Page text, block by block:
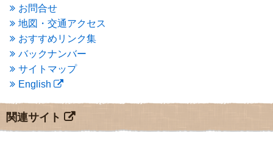
2014年9月
2014年5月(1)
2014年4月 (4)
2014年1月 (1)
2013年11月(4)
2013年10月 (2)
2013年9月(4)
2013年7月
(7)
2013年6月 (6)
2013年5月(13)
お問合せ
地図・交通アクセス
おすすめリンク集
バックナンバー
サイトマップ
English
関連サイト